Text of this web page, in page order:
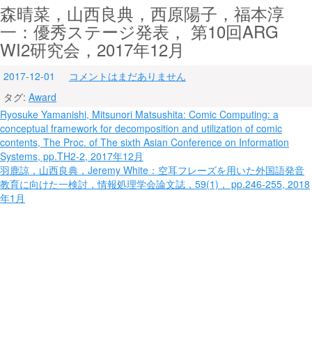
森晴菜，山西良典，西原陽子，福本淳
一：優秀ステージ発表， 第10回ARG
WI2研究会，2017年12月
2017-12-01
コメントはまだありません
タグ: Award
投
稿
ナ
ビ
ゲ
Ryosuke Yamanishi, Mitsunori Matsushita: Comic Computing: a
conceptual framework for decomposition and utilization of comic
contents, The Proc. of The sixth Asian Conference on Information
Systems, pp.TH2-2, 2017年12月
羽鹿諒，山西良典，Jeremy White：空耳フレーズを用いた外国語発音
教育に向けた一検討，情報処理学会論文誌，59(1)， pp.246-255, 2018
年1月